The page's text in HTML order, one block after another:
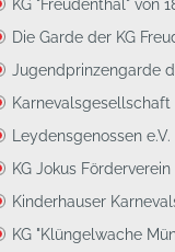
KG "Freudenthal" von
Die Garde der KG
Jugendprinzengarde
Karnevalsgesellschaft
Leydensgenossen e.V.
KG Jokus
Kinderhauser
KG "Klüngelwache